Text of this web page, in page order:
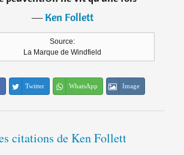
―Ken Follett
Source:
La Marque de Windfield
Twitter WhatsApp Image
citations de Ken Follett